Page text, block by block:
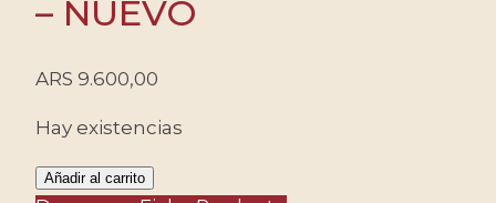
– NUEVO
ARS 9.600,00
Hay existencias
ANTARTIDA
Añadir al carrito